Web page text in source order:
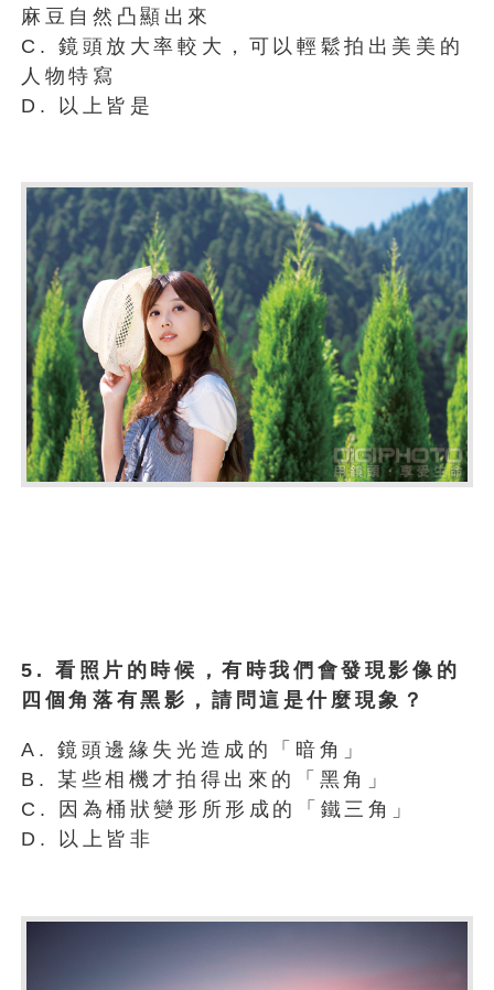
麻豆自然凸顯出來
C. 鏡頭放大率較大，可以輕鬆拍出美美的
人物特寫
D. 以上皆是
5. 看照片的時候，有時我們會發現影像的
四個角落有黑影，請問這是什麼現象？
A. 鏡頭邊緣失光造成的「暗角」
B. 某些相機才拍得出來的「黑角」
C. 因為桶狀變形所形成的「鐵三角」
D. 以上皆非